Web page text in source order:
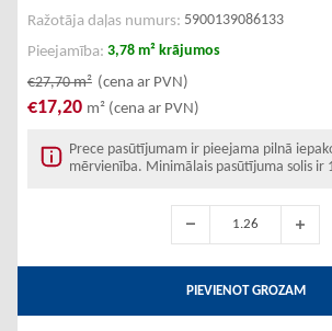
Ražotāja daļas numurs: 5900139086133
Pieejamība: 3,78 m² krājumos
€27,70m² (cena ar PVN)
€17,20 m² (cena ar PVN)
Prece pasūtījumam ir pieejama pilnā
mērvienība. Minimālais pasūtījuma solis ir
PIEVIENOT GROZAM